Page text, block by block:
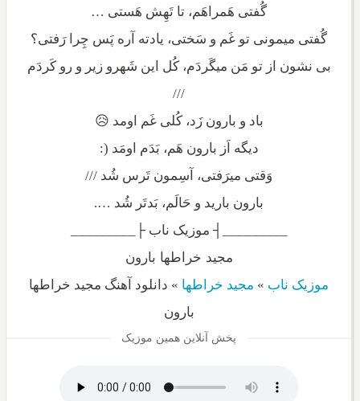
گُفتی هَمراهَم، تا تَهِش هَستی …
گُفتی میمونی تو غَم و سَختی، یادته آره پَس چِرا رَفتی؟
بی نشون از تو مَن میگَردَم، کُل این شَهرو زیر و رو کَردَم
///
باد و بارون زَد، کُلی غَم اومد 😥
دیگه اَز بارون هَم، بَدَم اومَد (:
وَقتی میرَفتی، آسِمون تَرس شُد ///
بارون بارید و حَالَم، بَدتَر شُد ….
_________┤ موزیک ناب ├_________
مجید خراطها بارون
موزیک ناب » مجید خراطها » دانلود آهنگ مجید خراطها
بارون
پخش آنلاین همین موزیک